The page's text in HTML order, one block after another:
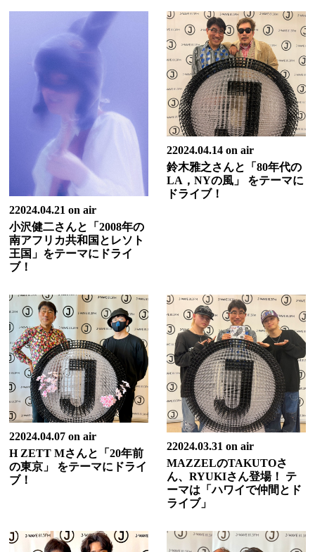
22024.04.21 on air
小沢健二さんと「2008年の
南アフリカ共和国とレソト
王国」をテーマにドライ
ブ！
22024.04.14 on air
鈴木雅之さんと「80年代の
LA，NYの風」 をテーマに
ドライブ！
22024.04.07 on air
H ZETT Mさんと「20年前
の東京」 をテーマにドライ
ブ！
22024.03.31 on air
MAZZELのTAKUTOさ
ん、RYUKIさん登場！ テ
ーマは「ハワイで仲間とド
ライブ」